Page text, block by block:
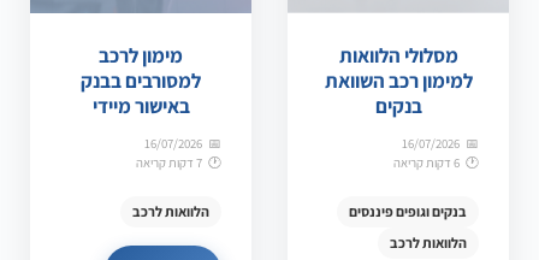
מסלולי הלוואות
למימון רכב השוואת
בנקים
16/07/2026
6 דקות קריאה
בנקים וגופים פיננסים
הלוואות לרכב
מימון לרכב
למסורבים בבנק
באישור מיידי
16/07/2026
7 דקות קריאה
הלוואות לרכב